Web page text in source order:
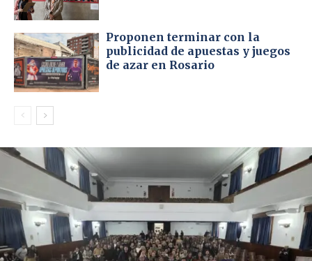
Proponen terminar con la
publicidad de apuestas y juegos
de azar en Rosario